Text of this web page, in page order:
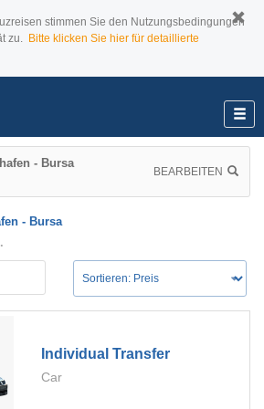
stimmen Sie den Nutzungsbedingungen
zu. Bitte klicken Sie hier für detaillierte
- Bursa
BEARBEITEN
- Bursa
Individual Transfer
Car